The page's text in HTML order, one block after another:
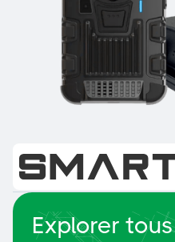
Smart Lifts
Explorer